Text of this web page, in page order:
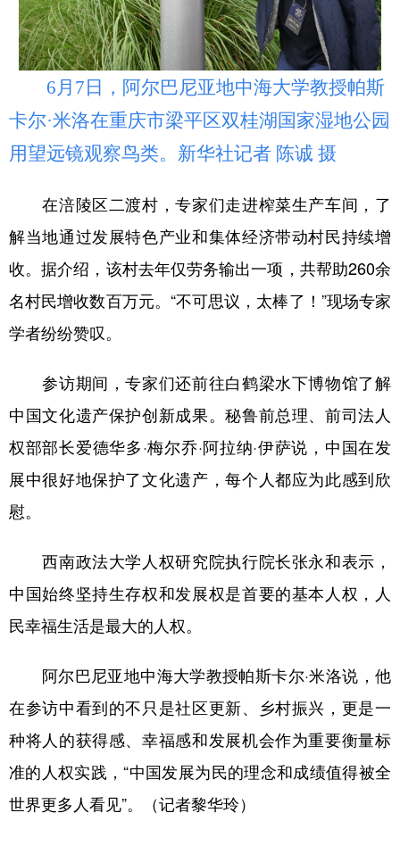
6月7日，阿尔巴尼亚地中海大学教授帕斯
卡尔·米洛在重庆市梁平区双桂湖国家湿地公园
用望远镜观察鸟类。新华社记者 陈诚 摄
在涪陵区二渡村，专家们走进榨菜生产车间，了
解当地通过发展特色产业和集体经济带动村民持续增
收。据介绍，该村去年仅劳务输出一项，共帮助260余
名村民增收数百万元。“不可思议，太棒了！”现场专家
学者纷纷赞叹。
参访期间，专家们还前往白鹤梁水下博物馆了解
中国文化遗产保护创新成果。秘鲁前总理、前司法人
权部部长爱德华多·梅尔乔·阿拉纳·伊萨说，中国在发
展中很好地保护了文化遗产，每个人都应为此感到欣
慰。
西南政法大学人权研究院执行院长张永和表示，
中国始终坚持生存权和发展权是首要的基本人权，人
民幸福生活是最大的人权。
阿尔巴尼亚地中海大学教授帕斯卡尔·米洛说，他
在参访中看到的不只是社区更新、乡村振兴，更是一
种将人的获得感、幸福感和发展机会作为重要衡量标
准的人权实践，“中国发展为民的理念和成绩值得被全
世界更多人看见”。（记者黎华玲）